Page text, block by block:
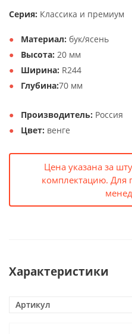
Серия: Классика и премиум
Материал: бук/ясень
Высота: 20 мм
Ширина: R244
Глубина:70 мм
Производитель: Россия
Цвет: венге
Цена указана за
комплектацию. Для
Характеристики
Артикул